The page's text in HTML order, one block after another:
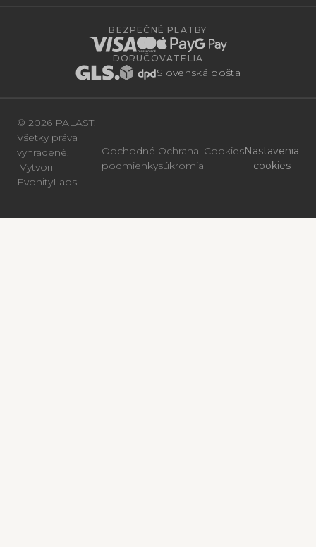
BEZPEČNÉ PLATBY
DORUČOVATELIA
Slovenská pošta
© 2026 PALAST.
Všetky práva
vyhradené.
Vytvoril
EvonityLabs
Obchodné
podmienky
Ochrana
súkromia
CookiesNastavenia
cookies